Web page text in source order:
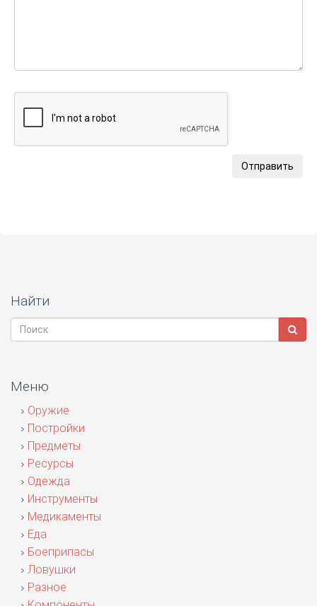
Отправить
Найти
Меню
Оружие
Постройки
Предметы
Ресурсы
Одежда
Инструменты
Медикаменты
Еда
Боеприпасы
Ловушки
Разное